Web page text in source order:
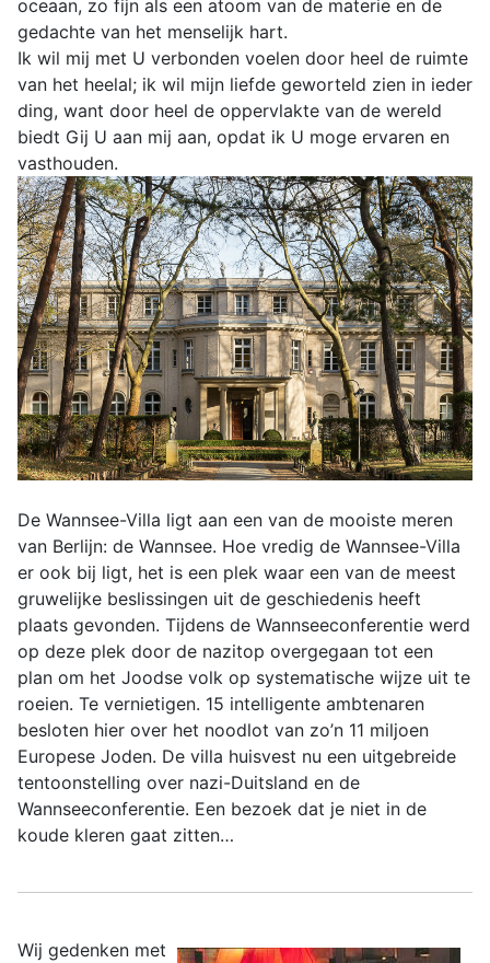
oceaan, zo fijn als een atoom van de materie en de
gedachte van het menselijk hart.
Ik wil mij met U verbonden voelen door heel de ruimte
van het heelal; ik wil mijn liefde geworteld zien in ieder
ding, want door heel de oppervlakte van de wereld
biedt Gij U aan mij aan, opdat ik U moge ervaren en
vasthouden.
De Wannsee-Villa ligt aan een van de mooiste meren
van Berlijn: de Wannsee. Hoe vredig de Wannsee-Villa
er ook bij ligt, het is een plek waar een van de meest
gruwelijke beslissingen uit de geschiedenis heeft
plaats gevonden. Tijdens de Wannseeconferentie werd
op deze plek door de nazitop overgegaan tot een
plan om het Joodse volk op systematische wijze uit te
roeien. Te vernietigen. 15 intelligente ambtenaren
besloten hier over het noodlot van zo’n 11 miljoen
Europese Joden. De villa huisvest nu een uitgebreide
tentoonstelling over nazi-Duitsland en de
Wannseeconferentie. Een bezoek dat je niet in de
koude kleren gaat zitten…
Wij gedenken met